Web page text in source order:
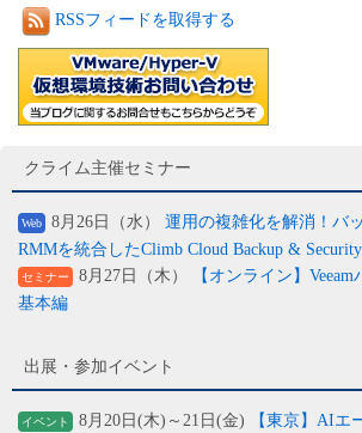
RSSフィードを取得する
クライム主催セミナー
Web 8月26日（水） 運用の複雑化を解消！バ
RMMを統合したClimb Cloud Backup & Security
セミナー 8月27日（木）
【オンライン】
基本編
出展・参加イベント
イベント 8月20日(木)～21日(金)
【東京】AIエ